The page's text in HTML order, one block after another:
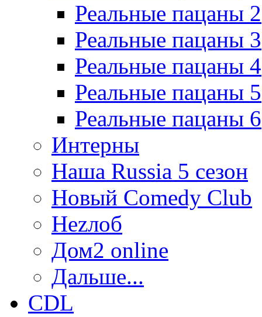
Реальные пацаны 2
Реальные пацаны 3
Реальные пацаны 4
Реальные пацаны 5
Реальные пацаны 6
Интерны
Наша Russia 5 сезон
Новый Comedy Club
Неzлоб
Дом2 online
Дальше...
CDL